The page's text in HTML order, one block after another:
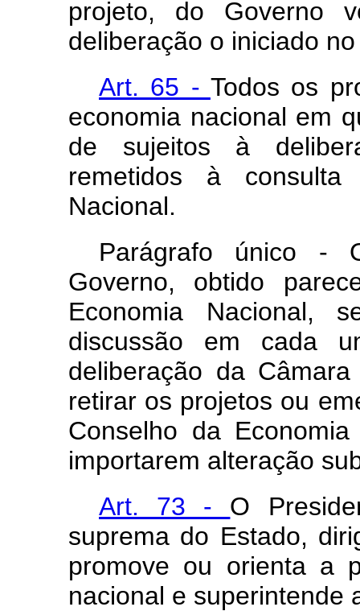
projeto, do Governo
deliberação o iniciado
Art. 65 - Todos os
economia nacional em
de sujeitos à
remetidos à
Nacional.
Parágrafo único -
Governo, obtido
Economia Nacional,
discussão em cada
deliberação da
retirar os projetos ou
Conselho da
importarem alteração
Art. 73 - O
suprema do Estado,
promove ou orienta a
nacional e superintende